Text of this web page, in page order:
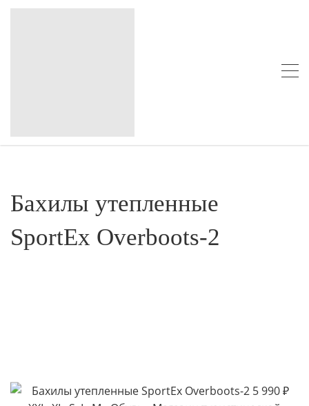
Бахилы утепленные
SportEx Overboots-2